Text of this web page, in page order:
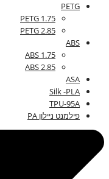
PETG
PETG 1.75
PETG 2.85
ABS
ABS 1.75
ABS 2.85
ASA
Silk -PLA
TPU-95A
פילמנט ניילון PA